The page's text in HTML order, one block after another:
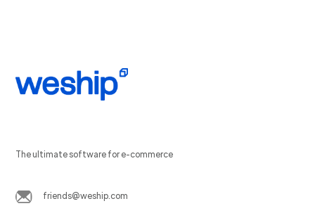
The ultimate software for e-commerce
friends@weship.com